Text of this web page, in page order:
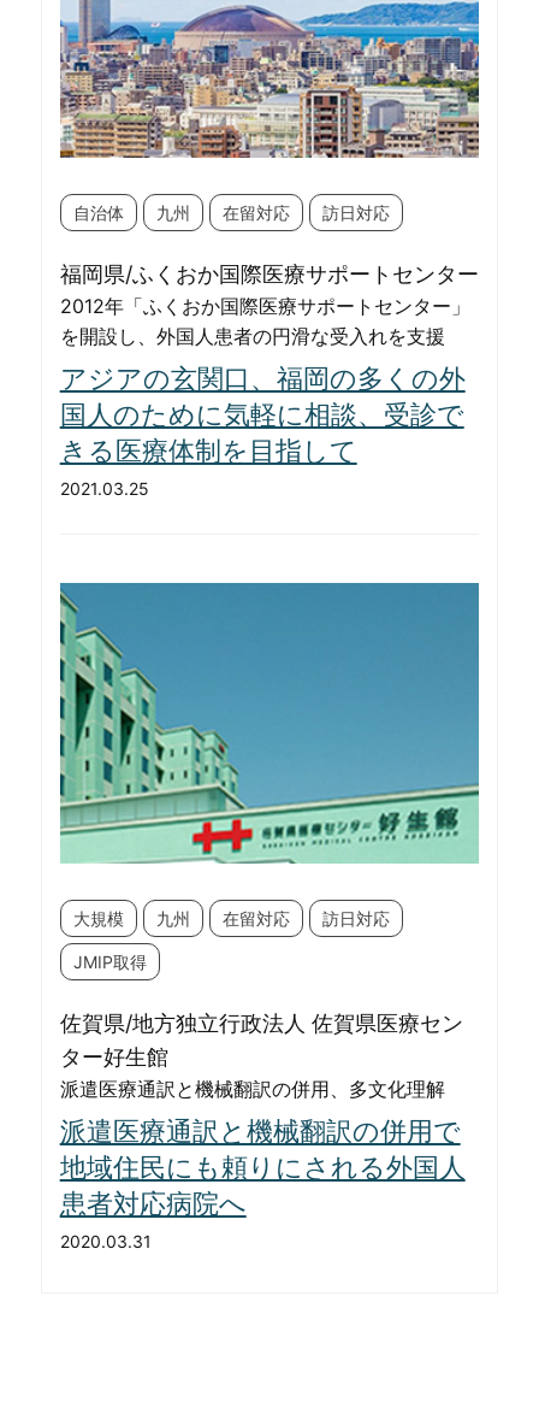
自治体 九州 在留対応 訪日対応
福岡県/ふくおか国際医療サポートセンター
2012年「ふくおか国際医療サポートセンター」
を開設し、外国人患者の円滑な受入れを支援
アジアの玄関口、福岡の多くの外
国人のために気軽に相談、受診で
きる医療体制を目指して
2021.03.25
大規模 九州 在留対応 訪日対応
JMIP取得
佐賀県/地方独立行政法人 佐賀県医療セン
ター好生館
派遣医療通訳と機械翻訳の併用、多文化理解
派遣医療通訳と機械翻訳の併用で
地域住民にも頼りにされる外国人
患者対応病院へ
2020.03.31